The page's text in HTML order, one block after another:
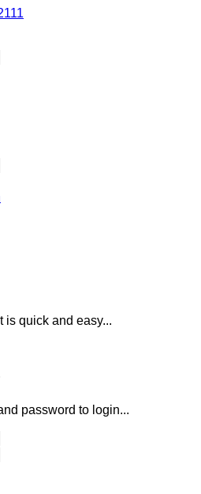
is quick and easy...
password to login...